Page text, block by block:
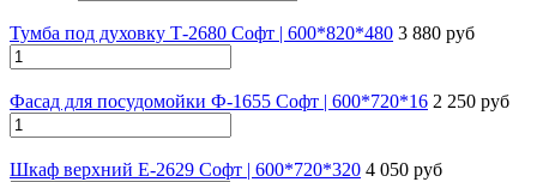
Тумба под духовку Т-2680 Софт | 600*820*480 3 880 руб
Фасад для посудомойки Ф-1655 Софт | 600*720*16 2 250 руб
Шкаф верхний Е-2629 Софт | 600*720*320 4 050 руб